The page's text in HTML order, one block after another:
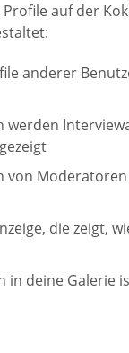
auf der
anderer
werden
von
die zeigt,
in deine Galerie